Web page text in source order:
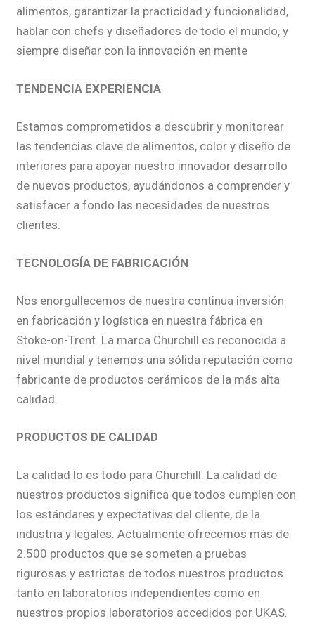
alimentos, garantizar la practicidad y funcionalidad,
hablar con chefs y diseñadores de todo el mundo, y
siempre diseñar con la innovación en mente
TENDENCIA EXPERIENCIA
Estamos comprometidos a descubrir y monitorear
las tendencias clave de alimentos, color y diseño de
interiores para apoyar nuestro innovador desarrollo
de nuevos productos, ayudándonos a comprender y
satisfacer a fondo las necesidades de nuestros
clientes.
TECNOLOGÍA DE FABRICACIÓN
Nos enorgullecemos de nuestra continua inversión
en fabricación y logística en nuestra fábrica en
Stoke-on-Trent. La marca Churchill es reconocida a
nivel mundial y tenemos una sólida reputación como
fabricante de productos cerámicos de la más alta
calidad.
PRODUCTOS DE CALIDAD
La calidad lo es todo para Churchill. La calidad de
nuestros productos significa que todos cumplen con
los estándares y expectativas del cliente, de la
industria y legales. Actualmente ofrecemos más de
2.500 productos que se someten a pruebas
rigurosas y estrictas de todos nuestros productos
tanto en laboratorios independientes como en
nuestros propios laboratorios accedidos por UKAS.